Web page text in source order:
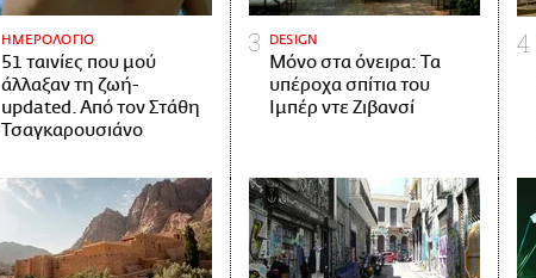
ΗΜΕΡΟΛΟΓΙΟ
51 ταινίες που μού
άλλαξαν τη ζωή-
updated. Aπό τον Στάθη
Τσαγκαρουσιάνο
DESIGN
Μόνο στα όνειρα: Τα
υπέροχα σπίτια του
Ιμπέρ ντε Ζιβανσί